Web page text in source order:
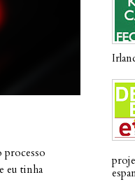
processo
eu tinha